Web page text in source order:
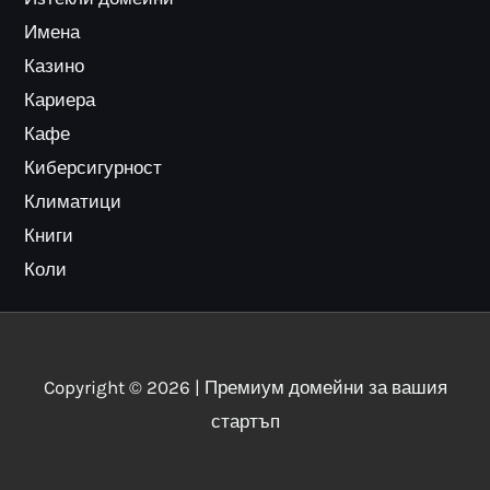
Имена
Казино
Кариера
Кафе
Киберсигурност
Климатици
Книги
Коли
Copyright © 2026 | Премиум домейни за вашия
стартъп